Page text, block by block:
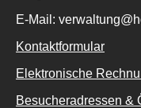
E-Mail:
Kontaktformular
Elektronische
Besucheradressen &